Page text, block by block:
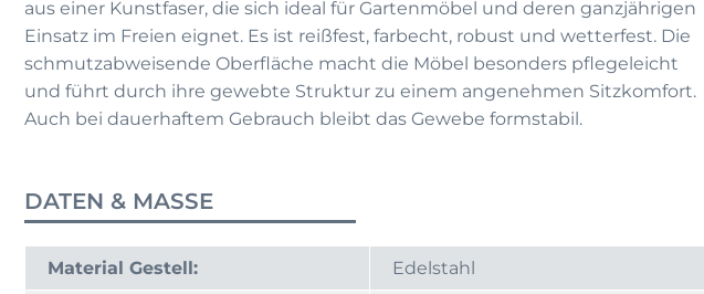
aus einer Kunstfaser, die sich ideal für Gartenmöbel und deren ganzjährigen
Einsatz im Freien eignet. Es ist reißfest, farbecht, robust und wetterfest. Die
schmutzabweisende Oberfläche macht die Möbel besonders pflegeleicht
und führt durch ihre gewebte Struktur zu einem angenehmen Sitzkomfort.
Auch bei dauerhaftem Gebrauch bleibt das Gewebe formstabil.
DATEN & MASSE
Material Gestell: Edelstahl